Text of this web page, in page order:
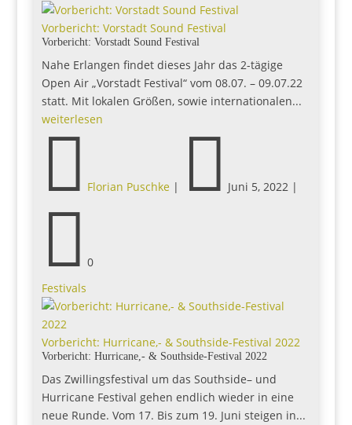
Vorbericht: Vorstadt Sound Festival
Vorbericht: Vorstadt Sound Festival
Nahe Erlangen findet dieses Jahr das 2-tägige
Open Air „Vorstadt Festival“ vom 08.07. – 09.07.22
statt. Mit lokalen Größen, sowie internationalen...
weiterlesen
 Florian Puschke|  Juni 5, 2022|
 0
Festivals
Vorbericht: Hurricane,- & Southside-Festival 2022
Vorbericht: Hurricane,- & Southside-Festival 2022
Das Zwillingsfestival um das Southside– und
Hurricane Festival gehen endlich wieder in eine
neue Runde. Vom 17. Bis zum 19. Juni steigen in...